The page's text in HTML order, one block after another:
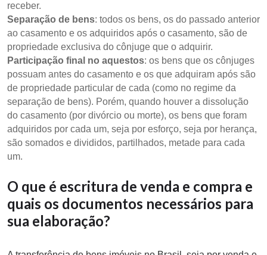
receber.
Separação de bens: todos os bens, os do passado anterior
ao casamento e os adquiridos após o casamento, são de
propriedade exclusiva do cônjuge que o adquirir.
Participação final no aquestos: os bens que os cônjuges
possuam antes do casamento e os que adquiram após são
de propriedade particular de cada (como no regime da
separação de bens). Porém, quando houver a dissolução
do casamento (por divórcio ou morte), os bens que foram
adquiridos por cada um, seja por esforço, seja por herança,
são somados e divididos, partilhados, metade para cada
um.
O que é escritura de venda e compra e
quais os documentos necessários para
sua elaboração?